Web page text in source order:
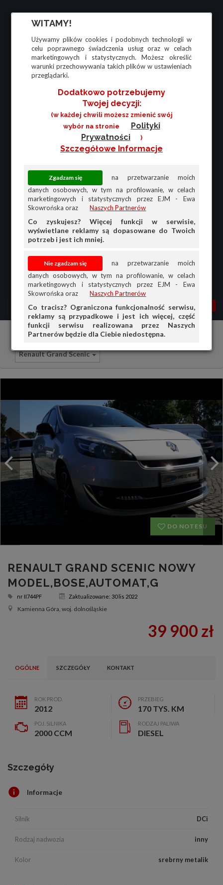
WITAMY!
Używamy plików cookies i podobnych technologii w
celu poprawnego świadczenia usług oraz w celach
marketingowych i statystycznych. Możesz określić
warunki przechowywania takich plików w ustawieniach
przeglądarki.
Dodatkowo potrzebujemy
Twojej decyzji:
(w każdej chwili możesz zmienić swój
wybór na stronie
Polityki
Prywatności
)
Szczegółowe Informacje
na przetwarzanie moich
danych osobowych, w tym na profilowanie, w celach
marketingowych i statystycznych przez EJM - Ewa
Skowrońska oraz
Naszych Partnerów
Co zyskujesz? Więcej funkcji w serwisie,
wyświetlane reklamy są dopasowane do Twoich
potrzeb i jest ich mniej.
na przetwarzanie moich
danych osobowych, w tym na profilowanie, w celach
marketingowych i statystycznych przez EJM - Ewa
Skowrońska oraz
Naszych Partnerów
Co tracisz? Ograniczona funkcjonalność serwisu,
reklamy są przypadkowe i jest ich więcej, część
funkcji serwisu realizowana przez Naszych
Partnerów będzie dla Ciebie niedostępna.
MENU MOJA AG
PRZEGLĄD
HISTORIA
Samochody osobowe Renault
Renault Grand Scenic
DO NOTESU
RENAULT GRAND SCENIC NOWY
MODEL,BOSE,AUTOMAT,G
nr II744PF Zaktualizowane: 30 lis 2022
Kamienna Góra, woj. dolnośląskie
39 900 zł
OGÓLNE SZCZEGÓŁY KONTAKT
ROK PROD.
2012
PRZEBIEG
170 TYS. KM
POJ. SILNIKA
2000 CCM
RODZAJ PALIWA
DIESEL
Szczegóły
Informacje
Silnik DCi
Rodzaj nadwozia inny
Kolor srebrny metalik